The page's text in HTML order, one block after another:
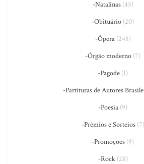
-Natalinas(45)
-Obituário (20)
-Ópera(248)
-Órgão moderno (7)
-Pagode (1)
-Partituras de Autores
-Poesia (9)
-Prêmios e Sorteios(7)
-Promoções (9)
-Rock(28)